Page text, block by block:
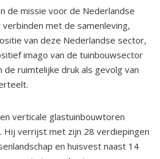
de missie voor de Nederlandse
met de samenleving,
van deze Nederlandse sector,
imago van de tuinbouwsector
ruimtelijke druk als gevolg van
verticale glastuinbouwtoren
Hij verrijst met zijn 28 verdiepingen
en huisvest naast 14